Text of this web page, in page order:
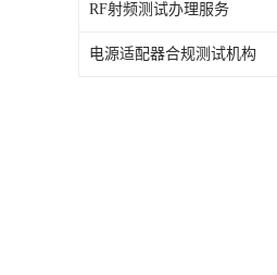
RF射频测试办理服务
电源适配器合规测试机构